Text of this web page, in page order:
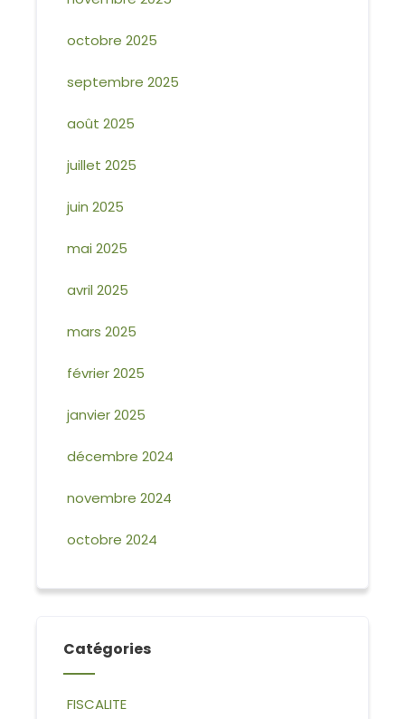
octobre 2025
septembre 2025
août 2025
juillet 2025
juin 2025
mai 2025
avril 2025
mars 2025
février 2025
janvier 2025
décembre 2024
novembre 2024
octobre 2024
Catégories
FISCALITE